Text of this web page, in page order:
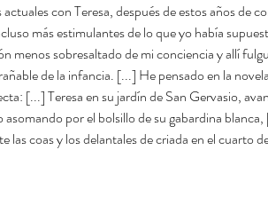
actuales con Teresa, después de estos años de
más estimulantes de lo que yo había
menos sobresaltado de mi conciencia y allí
de la infancia. [...] He pensado en la
[...] Teresa en su jardín de San Gervasio,
asomando por el bolsillo de su gabardina
las coas y los delantales de criada en el cuarto de